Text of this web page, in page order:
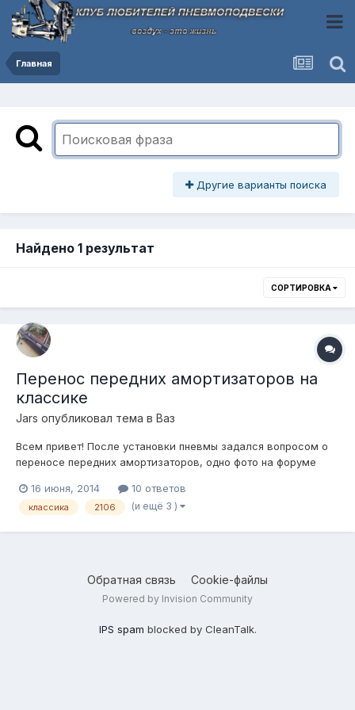
Главная
Другие варианты поиска
Найдено 1 результат
СОРТИРОВКА
Перенос передних амортизаторов на
классике
Jars опубликовал тема в Ваз
Всем привет! После установки пневмы задался вопросом о
переносе передних амортизаторов, одно фото на форуме
крепить к рычагу? Рычаги не стоковые, а трубчатые S1-team,
у кого какие соображения есть?
16 июня, 2014 10 ответов
классика 2106 (и ещё 3 )
Обратная связь Cookie-файлы
Powered by Invision Community
IPS spam blocked by CleanTalk.